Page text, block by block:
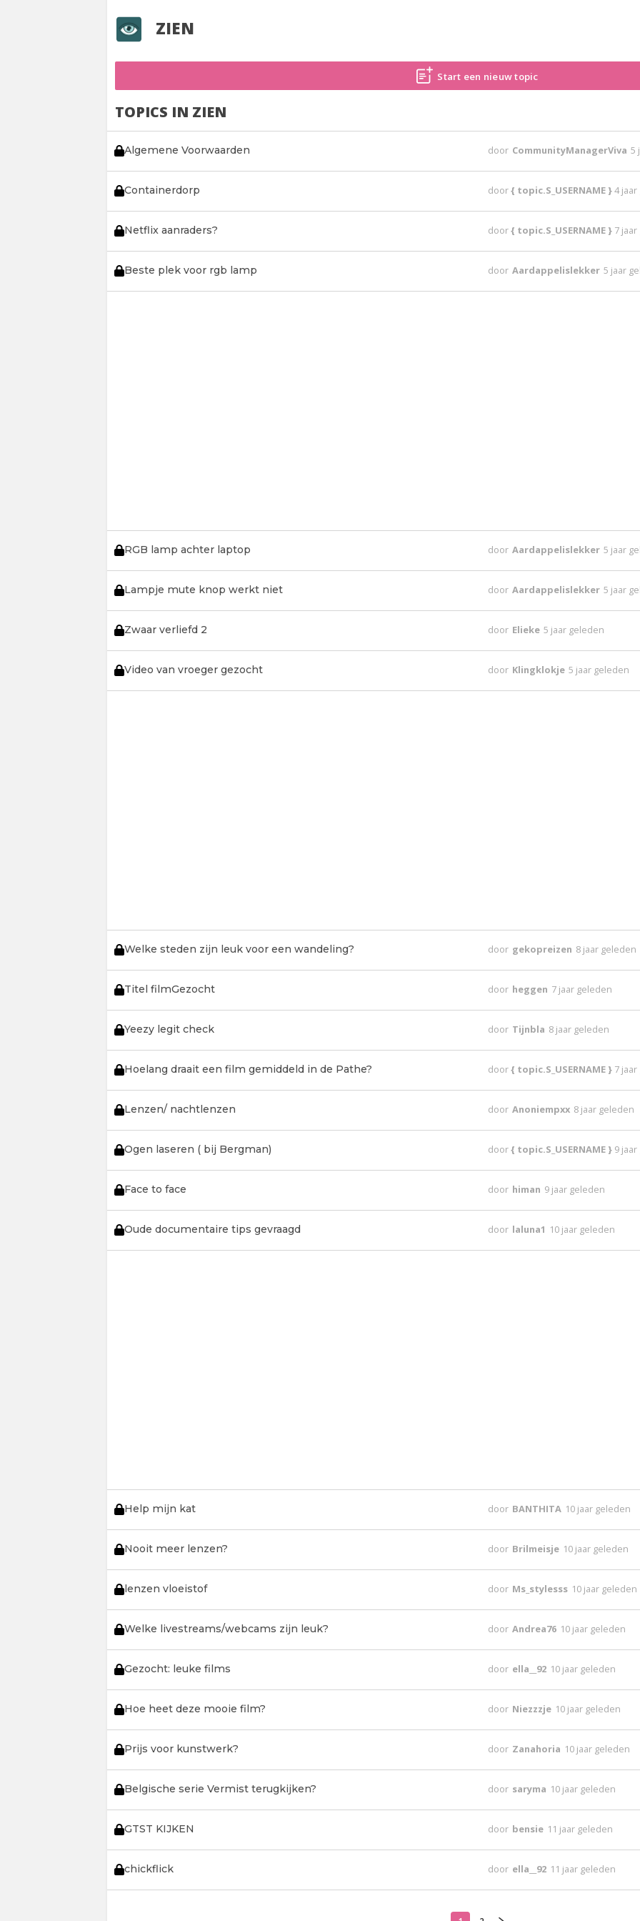
ZIEN
Start een nieuw topic
TOPICS IN ZIEN
Algemene Voorwaarden door CommunityManagerViva 5
Containerdorp door{ topic.S_USERNAME }4
Netflix aanraders? door{ topic.S_USERNAME } 7
Beste plek voor rgb lamp door Aardappelislekker 5 jaar
RGB lamp achter laptop door Aardappelislekker 5 jaar
Lampje mute knop werkt niet door Aardappelislekker 5 jaar
Zwaar verliefd 2 door Elieke 5 jaar geleden
Video van vroeger gezocht door Klingklokje 5 jaar geleden
Welke steden zijn leuk voor een wandeling? door gekopreizen 8 jaar geleden
Titel filmGezocht door heggen 7 jaar geleden
Yeezy legit check door Tijnbla 8 jaar geleden
Hoelang draait een film gemiddeld in de Pathe? door{ topic.S_USERNAME } 7
Lenzen/ nachtlenzen door Anoniempxx 8 jaar geleden
Ogen laseren ( bij Bergman) door{ topic.S_USERNAME } 9
Face to face door himan 9 jaar geleden
Oude documentaire tips gevraagd door laluna1 10 jaar geleden
Help mijn kat door BANTHITA 10 jaar geleden
Nooit meer lenzen? door Brilmeisje 10 jaar geleden
lenzen vloeistof door Ms_stylesss 10 jaar geleden
Welke livestreams/webcams zijn leuk? door Andrea76 10 jaar geleden
Gezocht: leuke films door ella__92 10 jaar geleden
Hoe heet deze mooie film? door Niezzzje 10 jaar geleden
Prijs voor kunstwerk? door Zanahoria 10 jaar geleden
Belgische serie Vermist terugkijken? door saryma 10 jaar geleden
GTST KIJKEN door bensie 11 jaar geleden
chickflick door ella__92 11 jaar geleden